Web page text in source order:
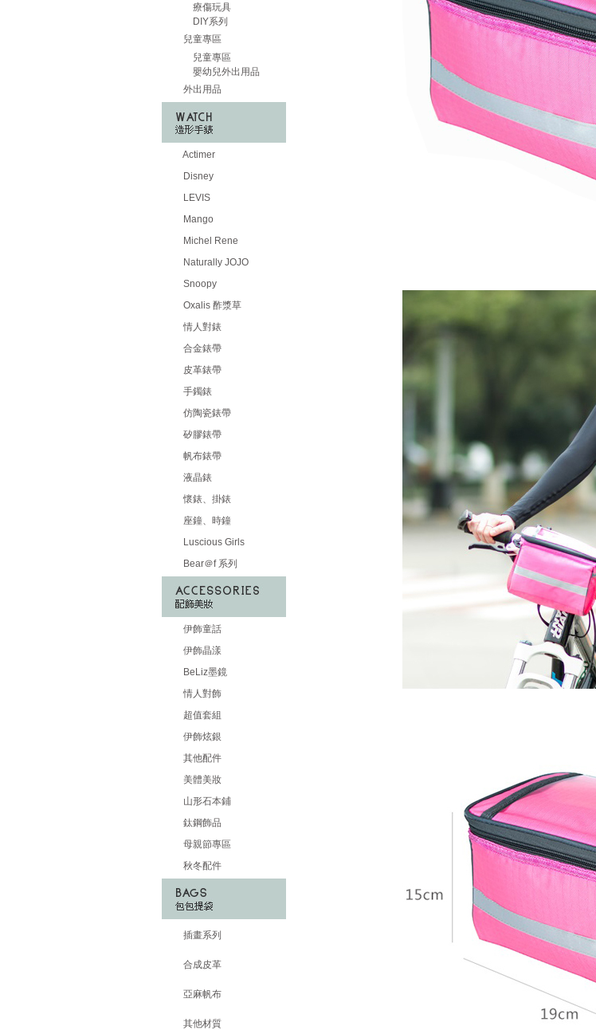
療傷玩具
DIY系列
兒童專區
兒童專區
嬰幼兒外出用品
外出用品
Actimer
Disney
LEVIS
Mango
Michel Rene
Naturally JOJO
Snoopy
Oxalis 酢漿草
情人對錶
合金錶帶
皮革錶帶
手鐲錶
仿陶瓷錶帶
矽膠錶帶
帆布錶帶
液晶錶
懷錶、掛錶
座鐘、時鐘
Luscious Girls
Bear＠f 系列
伊飾童話
伊飾晶漾
BeLiz墨鏡
情人對飾
超值套組
伊飾炫銀
其他配件
美體美妝
山形石本鋪
鈦鋼飾品
母親節專區
秋冬配件
插畫系列
合成皮革
亞麻帆布
其他材質